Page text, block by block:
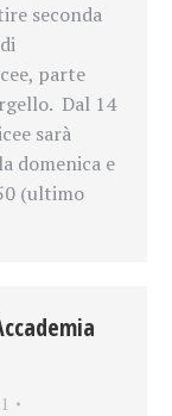
seconda
parte
Dal 14
sarà
domenica e
(ultimo